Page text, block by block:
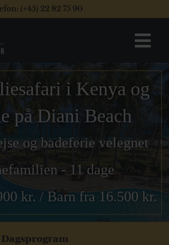
(+45) 22 82 75 90
i Kenya og
på Diani Beach
og badeferie velegnet
- 11 dage
kr. / Barn fra 16.500 kr.
Dagsprogram